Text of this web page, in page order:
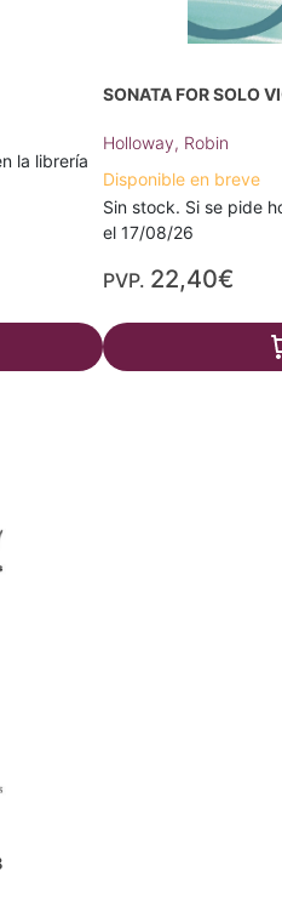
la librería
SONATA FOR SOLO
Holloway, Robin
Disponible en breve
Sin stock. Si se pide
el 17/08/26
PVP. 22,40€